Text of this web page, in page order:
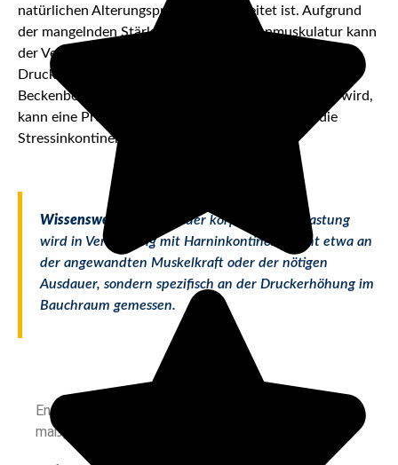
natürlichen Alterungsprozesses verbreitet ist. Aufgrund
der mangelnden Stärke der Beckenbodenmuskulatur kann
der Verschlussmechanismus von Blase und Harnröhre
Druck im Bauchraum nicht mehr standhalten. Da der
Beckenboden beim Mann von der Prostata gestützt wird,
kann eine Prostatektomie eine der Ursachen für die
Stressinkontinenz bei Männern sein.
Wissenswert:
Die Höhe der körperlichen Belastung
wird in Verbindung mit Harninkontinenz nicht etwa an
der angewandten Muskelkraft oder der nötigen
Ausdauer, sondern spezifisch an der Druckerhöhung im
Bauchraum gemessen.
Entdecken Sie
maßgeschneiderte Pflegeunterstützung.